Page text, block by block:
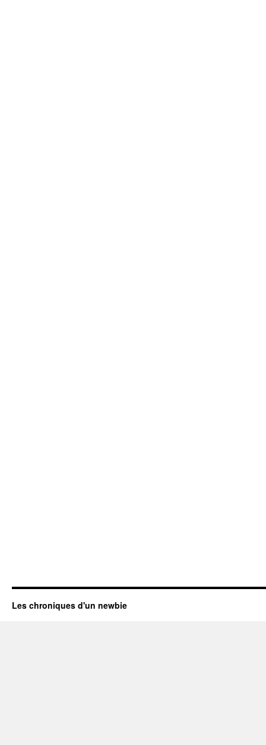
Les chroniques d'un newbie